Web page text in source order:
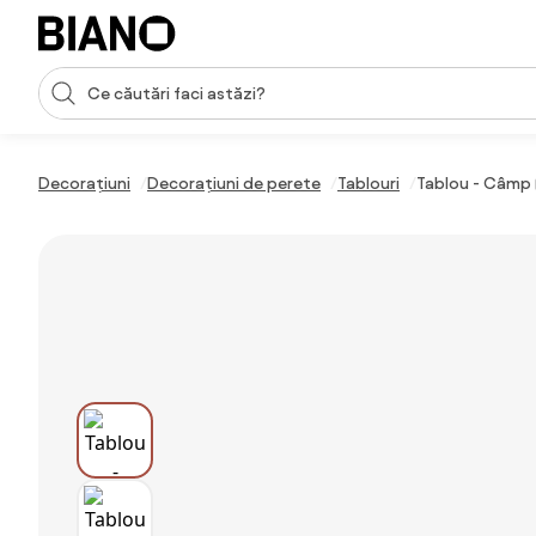
Sari peste navigare, accesează conținutul
Introducerea căutării
Decorațiuni Decorațiuni de perete Tablouri Tablou -